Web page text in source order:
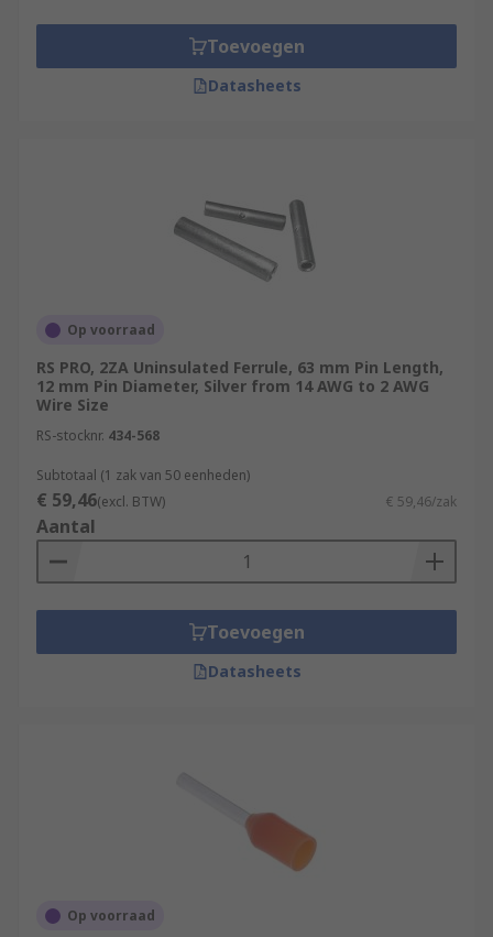
sizes.
Where are they used?
Equipment with poke-in clamp or row clamp
Toevoegen
Datasheets
Op voorraad
RS PRO, 2ZA Uninsulated Ferrule, 63 mm Pin Length,
12 mm Pin Diameter, Silver from 14 AWG to 2 AWG
Wire Size
RS-stocknr. 434-568
Subtotaal (1 zak van 50 eenheden)
€ 59,46(excl. BTW) € 59,46/zak
Aantal
Toevoegen
Datasheets
Op voorraad